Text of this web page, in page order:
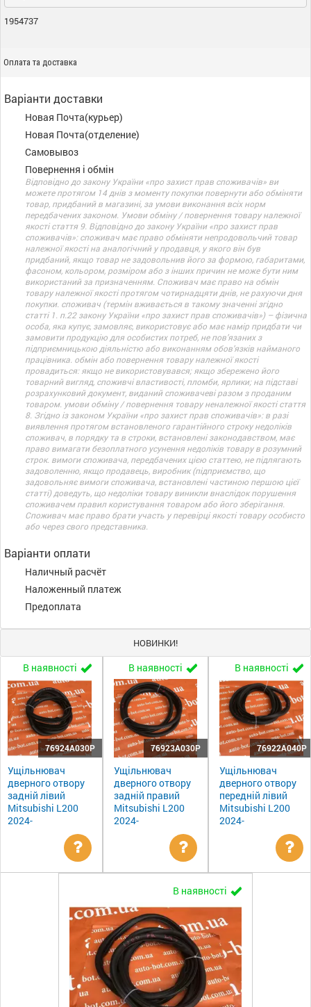
1954737
Оплата та доставка
Варіанти доставки
Новая Почта(курьер)
Новая Почта(отделение)
Самовывоз
Повернення і обмін
Відповідно до закону України «про захист прав споживачів» ви
можете протягом 14 днів з моменту покупки повернути або обміняти
товар, придбаний в магазині, за умови виконання всіх норм
передбачених законом. Умови обміну / повернення товару належної
якості стаття 9. Відповідно до закону України «про захист прав
споживачів»: споживач має право обміняти непродовольчий товар
належної якості на аналогічний у продавця, у якого він був
придбаний, якщо товар не задовольнив його за формою, габаритами,
фасоном, кольором, розміром або з інших причин не може бути ним
використаний за призначенням. Споживач має право на обмін
товару належної якості протягом чотирнадцяти днів, не рахуючи дня
покупки. споживач (термін вживається в такому значенні згідно
статті 1. п.22 закону України «про захист прав споживачів») – фізична
особа, яка купує, замовляє, використовує або має намір придбати чи
замовити продукцію для особистих потреб, не пов’язаних з
підприємницькою діяльністю або виконанням обов’язків найманого
працівника. обмін або повернення товару належної якості
провадиться: якщо не використовувався; якщо збережено його
товарний вигляд, споживчі властивості, пломби, ярлики; на підставі
розрахунковий документ, виданий споживачеві разом з проданим
товаром. умови обміну / повернення товару неналежної якості стаття
8. Згідно із законом України «про захист прав споживачів»: в разі
виявлення протягом встановленого гарантійного строку недоліків
споживач, в порядку та в строки, встановлені законодавством, має
право вимагати безоплатного усунення недоліків товару в розумний
строк. вимоги споживача, передбачених цією статтею, не підлягають
задоволенню, якщо продавець, виробник (підприємство, що
задовольняє вимоги споживача, встановлені частиною першою цієї
статті) доведуть, що недоліки товару виникли внаслідок порушення
споживачем правил користування товаром або його зберігання.
Споживач має право брати участь у перевірці якості товару особисто
або через свого представника.
Варіанти оплати
Наличный расчёт
Наложенный платеж
Предоплата
НОВИНКИ!
В наявності
76924A030P
Ущільнювач
дверного отвору
задній лівий
Mitsubishi L200
2024-
Уточнити
В наявності
76923A030P
Ущільнювач
дверного отвору
задній правий
Mitsubishi L200
2024-
Уточнити
ціну
В наявності
76922A040P
Ущільнювач
дверного отвору
передній лівий
Mitsubishi L200
2024-
В наявності